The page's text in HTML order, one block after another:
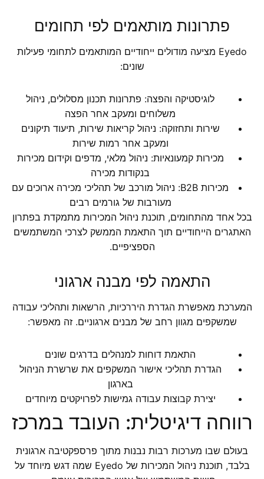
פתרונות מותאמים לפי תחומים
Eyedo מציעה מודולים ייחודיים המותאמים לתחומי פעילות
שונים:
לוגיסטיקה והפצה: פתרונות תכנון מסלולים, ניהול
משלוחים ומעקב אחר הפצה
שירות ותחזוקה: ניהול קריאות שירות, תיעוד תיקונים
ומעקב אחר רמות שירות
מכירות קמעונאיות: ניהול מלאי, מדפים וקידום מכירות
בנקודות מכירה
מכירות B2B: ניהול מורכב של תהליכי מכירה ארוכים עם
מעורבות של גורמים רבים
בכל אחד מהתחומים, תוכנת ניהול המכירות מתמקדת בפתרון
האתגרים הייחודיים תוך התאמת הממשק לצרכי המשתמשים
הספציפיים.
התאמה לפי מבנה ארגוני
המערכת מאפשרת הגדרת היררכיות, הרשאות ותהליכי עבודה
שמשקפים מגוון רחב של מבנים ארגוניים. זה מאפשר:
התאמת דוחות למנהלים בדרגים שונים
הגדרת תהליכי אישור המשקפים את שרשרת הניהול
בארגון
יצירת קבוצות עבודה גמישות לפרויקטים מיוחדים
רווחה דיגיטלית: העובד במרכז
בעולם שבו מערכות רבות נבנות מתוך פרספקטיבה ארגונית
בלבד, תוכנת ניהול המכירות של Eyedo שמה דגש מיוחד על